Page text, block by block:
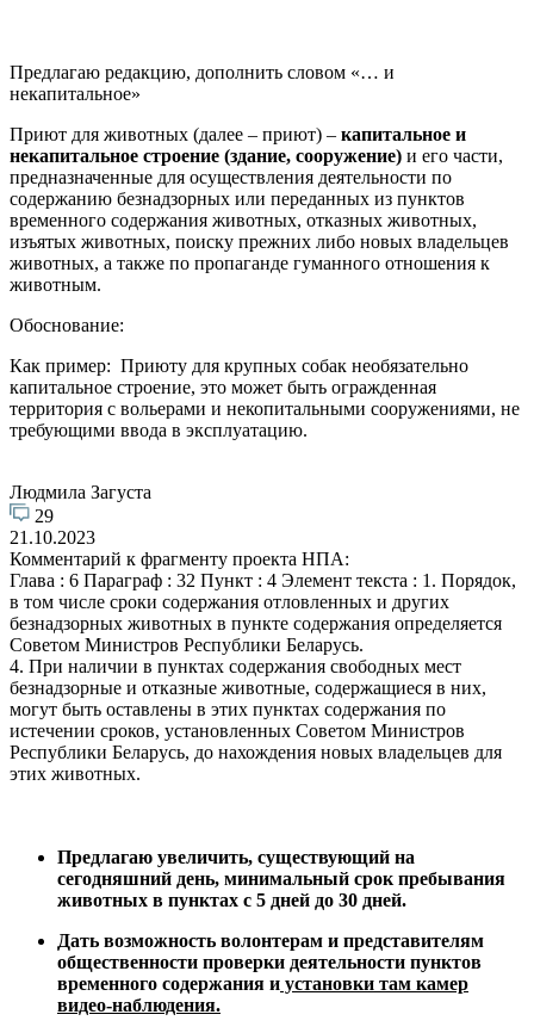
Предлагаю редакцию, дополнить словом «… и
некапитальное»
Приют для животных (далее – приют) – капитальное и
некапитальное строение (здание, сооружение) и его части,
предназначенные для осуществления деятельности по
содержанию безнадзорных или переданных из пунктов
временного содержания животных, отказных животных,
изъятых животных, поиску прежних либо новых владельцев
животных, а также по пропаганде гуманного отношения к
животным.
Обоснование:
Как пример: Приюту для крупных собак необязательно
капитальное строение, это может быть огражденная
территория с вольерами и некопитальными сооружениями, не
требующими ввода в эксплуатацию.
Людмила Загуста
29
21.10.2023
Комментарий к фрагменту проекта НПА:
Глава : 6 Параграф : 32 Пункт : 4 Элемент текста : 1. Порядок,
в том числе сроки содержания отловленных и других
безнадзорных животных в пункте содержания определяется
Советом Министров Республики Беларусь.
4. При наличии в пунктах содержания свободных мест
безнадзорные и отказные животные, содержащиеся в них,
могут быть оставлены в этих пунктах содержания по
истечении сроков, установленных Советом Министров
Республики Беларусь, до нахождения новых владельцев для
этих животных.
Предлагаю увеличить, существующий на
сегодняшний день, минимальный срок пребывания
животных в пунктах с 5 дней до 30 дней.
Дать возможность волонтерам и представителям
общественности проверки деятельности пунктов
временного содержания и установки там камер
видео-наблюдения.